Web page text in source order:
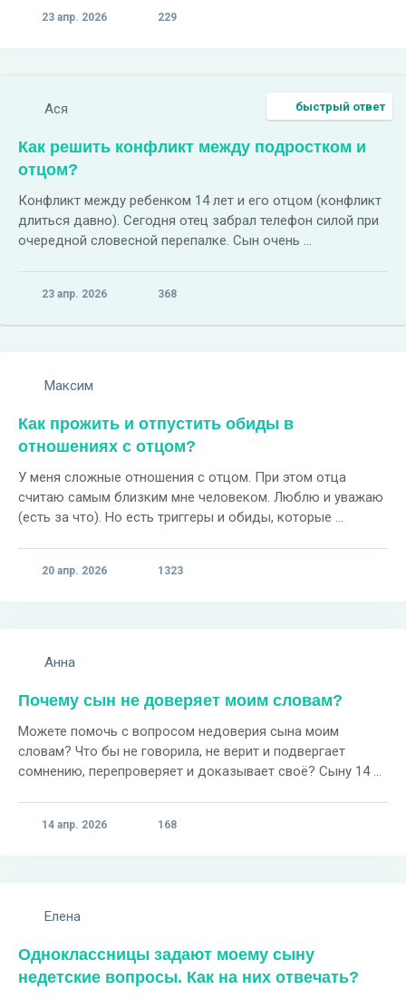
23 апр. 2026 229
быстрый ответ
Ася
Как решить конфликт между подростком и
отцом?
Конфликт между ребенком 14 лет и его отцом (конфликт
длиться давно). Сегодня отец забрал телефон силой при
очередной словесной перепалке. Сын очень ...
23 апр. 2026 368
Максим
Как прожить и отпустить обиды в
отношениях с отцом?
У меня сложные отношения с отцом. При этом отца
считаю самым близким мне человеком. Люблю и уважаю
(есть за что). Но есть триггеры и обиды, которые ...
20 апр. 2026 1323
Анна
Почему сын не доверяет моим словам?
Можете помочь с вопросом недоверия сына моим
словам? Что бы не говорила, не верит и подвергает
сомнению, перепроверяет и доказывает своё? Сыну 14 ...
14 апр. 2026 168
Елена
Одноклассницы задают моему сыну
недетские вопросы. Как на них отвечать?